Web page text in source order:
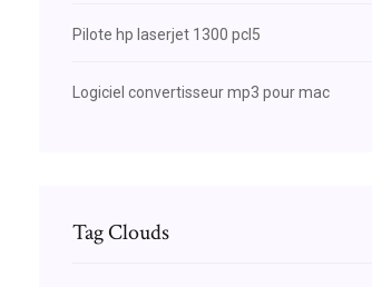
Pilote hp laserjet 1300 pcl5
Logiciel convertisseur mp3 pour mac
Tag Clouds